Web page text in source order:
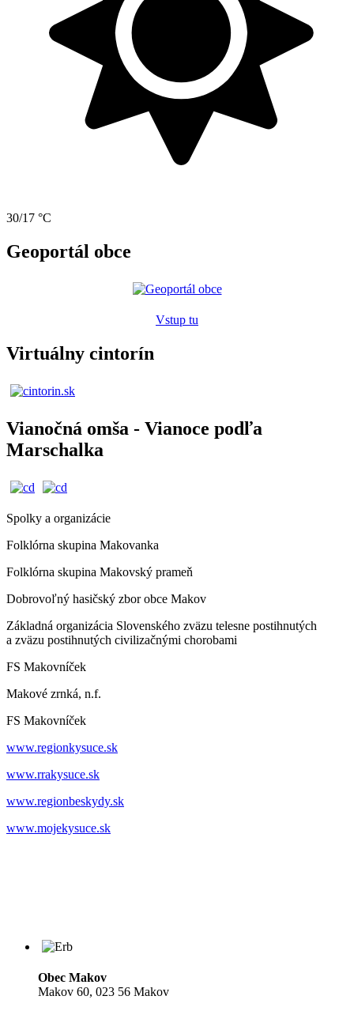
30/17 °C
Geoportál obce
Vstup tu
Virtuálny cintorín
Vianočná omša - Vianoce podľa
Marschalka
Spolky a organizácie
Folklórna skupina Makovanka
Folklórna skupina Makovský prameň
Dobrovoľný hasičský zbor obce Makov
Základná organizácia Slovenského zväzu telesne postihnutých
a zväzu postihnutých civilizačnými chorobami
FS Makovníček
Makové zrnká, n.f.
FS Makovníček
www.regionkysuce.sk
www.rrakysuce.sk
www.regionbeskydy.sk
www.mojekysuce.sk
Obec Makov
Makov 60, 023 56 Makov